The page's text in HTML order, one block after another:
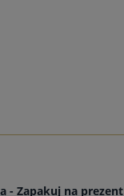
- Zapakuj na prezent